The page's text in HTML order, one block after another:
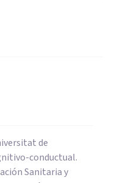
de
conductual.
Sanitaria y